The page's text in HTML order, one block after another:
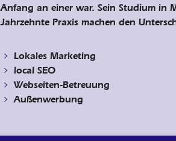
Anfang an einer war. Sein Studium in
Jahrzehnte Praxis machen den
Lokales Marketing
local SEO
Webseiten-Betreuung
Außenwerbung